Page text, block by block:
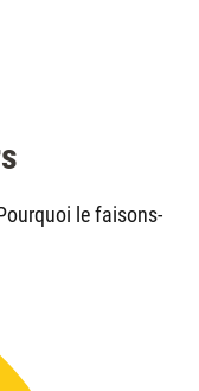
le faisons-